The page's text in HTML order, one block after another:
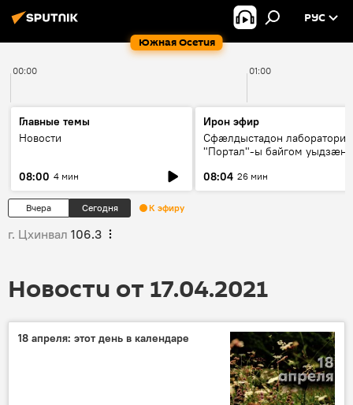
Южная Осетия
РУС
00:00 01:00
Главные темы
Новости
08:00 4 мин
Ирон эфир
Сфæлдыстадон лаборатори
"Портал"-ы байгом уыдзæн
Æхсары куыстыты равдыст
08:04 26 мин
Вчера Сегодня К эфиру
г. Цхинвал 106.3
Новости от 17.04.2021
18 апреля: этот день в календаре